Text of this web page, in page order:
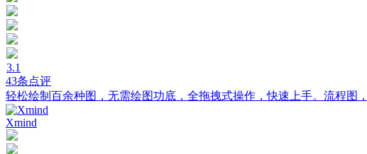
3.1
43条点评
轻松绘制百余种图，无需绘图功底，全拖拽式操作，快速上手。流程图
Xmind